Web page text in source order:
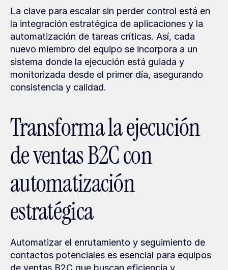
La clave para escalar sin perder control está en
la integración estratégica de aplicaciones y la
automatización de tareas críticas. Así, cada
nuevo miembro del equipo se incorpora a un
sistema donde la ejecución está guiada y
monitorizada desde el primer día, asegurando
consistencia y calidad.
Transforma la ejecución
de ventas B2C con
automatización
estratégica
Automatizar el enrutamiento y seguimiento de
contactos potenciales es esencial para equipos
de ventas B2C que buscan eficiencia y